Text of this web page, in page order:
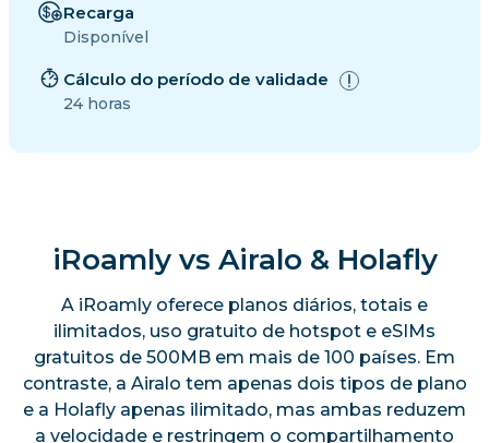
Recarga
Disponível
Cálculo do período de validade
24 horas
iRoamly vs Airalo & Holafly
A iRoamly oferece planos diários, totais e
ilimitados, uso gratuito de hotspot e eSIMs
gratuitos de 500MB em mais de 100 países. Em
contraste, a Airalo tem apenas dois tipos de plano
e a Holafly apenas ilimitado, mas ambas reduzem
a velocidade e restringem o compartilhamento